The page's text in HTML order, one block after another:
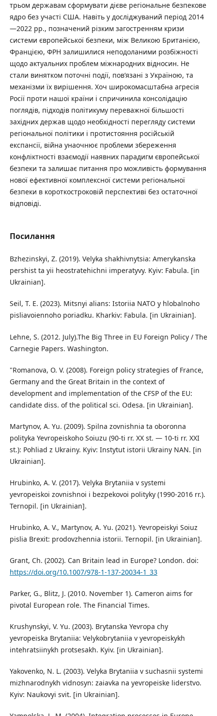
трьом державам сформувати дієве регіональне безпекове
ядро без участі США. Навіть у досліджуваний період 2014
—2022 рр., позначений різким загостренням кризи
системи європейської безпеки, між Великою Британією,
Францією, ФРН залишилися неподоланими розбіжності
щодо актуальних проблем міжнародних відносин. Не
стали винятком поточні події, пов’язані з Україною, та
механізми їх вирішення. Хоч широкомасштабна агресія
Росії проти нашої країни і спричинила консолідацію
поглядів, підходів політикуму переважної більшості
західних держав щодо необхідності перегляду системи
регіональної політики і протистояння російській
експансії, війна унаочнює проблеми збереження
конфліктності взаємодії наявних парадигм європейської
безпеки та залишає питання про можливість формування
нової ефективної комплексної системи регіональної
безпеки в короткостроковій перспективі без остаточної
відповіді.
Посилання
Bzhezinskyi, Z. (2019). Velyka shakhivnytsia: Amerykanska
pershist ta yii heostratehichni imperatyvy. Kyiv: Fabula. [in
Ukrainian].
Seil, T. E. (2023). Mitsnyi alians: Istoriia NATO y hlobalnoho
pisliavoiennoho poriadku. Kharkiv: Fabula. [in Ukrainian].
Lehne, S. (2012. July).The Big Three in EU Foreign Policy / The
Carnegie Papers. Washington.
"Romanova, O. V. (2008). Foreign policy strategies of France,
Germany and the Great Britain in the context of
development and implementation of the CFSP of the EU:
candidate diss. of the political sci. Odesa. [in Ukrainian].
Martynov, A. Yu. (2009). Spilna zovnishnia ta oboronna
polityka Yevropeiskoho Soiuzu (90-ti rr. XX st. — 10-ti rr. XXI
st.): Pohliad z Ukrainy. Kyiv: Instytut istorii Ukrainy NAN. [in
Ukrainian].
Hrubinko, A. V. (2017). Velyka Brytaniia v systemi
yevropeiskoi zovnishnoi i bezpekovoi polityky (1990-2016 rr.).
Ternopil. [in Ukrainian].
Hrubinko, A. V., Martynov, A. Yu. (2021). Yevropeiskyi Soiuz
pislia Brexit: prodovzhennia istorii. Ternopil. [in Ukrainian].
Grant, Ch. (2002). Can Britain lead in Europe? London. doi:
https://doi.org/10.1007/978-1-137-20034-1_33
Parker, G., Blitz, J. (2010. November 1). Cameron aims for
pivotal European role. The Financial Times.
Krushynskyi, V. Yu. (2003). Brytanska Yevropa chy
yevropeiska Brytaniia: Velykobrytaniia v yevropeiskykh
intehratsiinykh protsesakh. Kyiv. [in Ukrainian].
Yakovenko, N. L. (2003). Velyka Brytaniia v suchasnii systemi
mizhnarodnykh vidnosyn: zaiavka na yevropeiske liderstvo.
Kyiv: Naukovyi svit. [in Ukrainian].